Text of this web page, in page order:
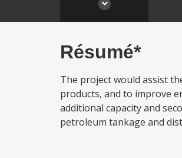
Résumé*
The project would assist
products, and to improve
additional capacity and
petroleum tankage and